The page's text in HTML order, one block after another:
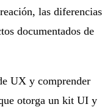
las diferencias
documentados de
UX y comprender
otorga un kit UI y